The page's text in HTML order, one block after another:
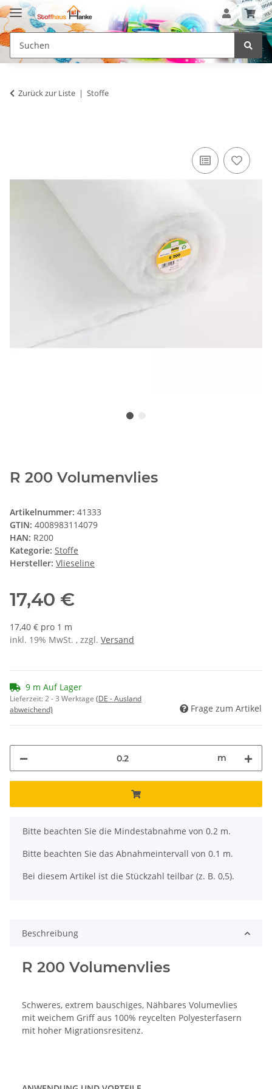
Zurück zur Liste Stoffe
R 200 Volumenvlies
Artikelnummer: 41333
GTIN: 4008983114079
HAN: R200
Kategorie: Stoffe
Hersteller: Vlieseline
17,40 €
17,40 € pro 1 m
inkl. 19% MwSt. , zzgl. Versand
9 m Auf Lager
Lieferzeit:2 - 3 Werktage (DE - Ausland
abweichend)
Frage zum Artikel
m
x
Bitte beachten Sie die Mindestabnahme von 0.2 m.
Bitte beachten Sie das Abnahmeintervall von 0.1 m.
Bei diesem Artikel ist die Stückzahl teilbar (z. B. 0,5).
Beschreibung
R 200 Volumenvlies
Schweres, extrem bauschiges, Nähbares Volumevlies
mit weichem Griff aus 100% reycelten Polyesterfasern
mit hoher Migrationsresitenz.